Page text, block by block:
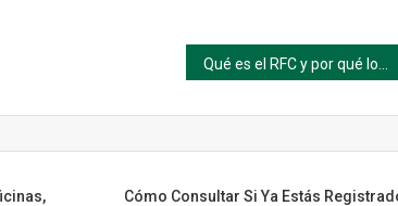
Cómo Consultar Si Ya Estás